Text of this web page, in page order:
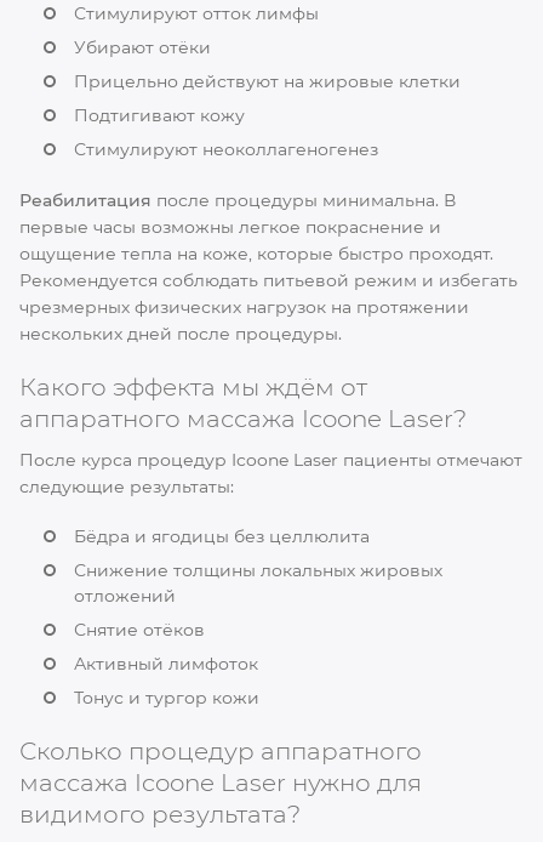
Стимулируют отток лимфы
Убирают отёки
Прицельно действуют на жировые клетки
Подтигивают кожу
Стимулируют неоколлагеногенез
Реабилитация после процедуры минимальна. В
первые часы возможны легкое покраснение и
ощущение тепла на коже, которые быстро проходят.
Рекомендуется соблюдать питьевой режим и избегать
чрезмерных физических нагрузок на протяжении
нескольких дней после процедуры.
Какого эффекта мы ждём от
аппаратного массажа Icoone Laser?
После курса процедур Icoone Laser пациенты отмечают
следующие результаты:
Бёдра и ягодицы без целлюлита
Снижение толщины локальных жировых
отложений
Снятие отёков
Активный лимфоток
Тонус и тургор кожи
Сколько процедур аппаратного
массажа Icoone Laser нужно для
видимого результата?